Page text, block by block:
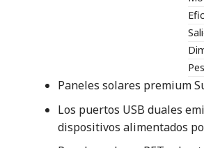
Paneles solares premium
Los puertos USB duales
dispositivos alimentados